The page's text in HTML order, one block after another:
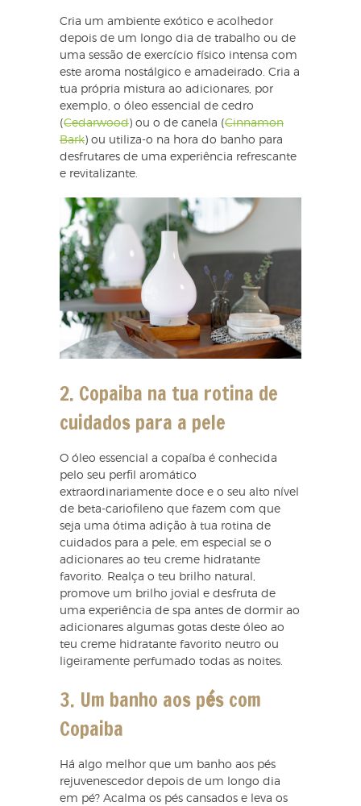
Cria um ambiente exótico e acolhedor
depois de um longo dia de trabalho ou de
uma sessão de exercício físico intensa com
este aroma nostálgico e amadeirado. Cria a
tua própria mistura ao adicionares, por
exemplo, o óleo essencial de cedro
(Cedarwood) ou o de canela (Cinnamon
Bark) ou utiliza-o na hora do banho para
desfrutares de uma experiência refrescante
e revitalizante.
2. Copaiba na tua rotina de
cuidados para a pele
O óleo essencial a copaíba é conhecida
pelo seu perfil aromático
extraordinariamente doce e o seu alto nível
de beta-cariofileno que fazem com que
seja uma ótima adição à tua rotina de
cuidados para a pele, em especial se o
adicionares ao teu creme hidratante
favorito. Realça o teu brilho natural,
promove um brilho jovial e desfruta de
uma experiência de spa antes de dormir ao
adicionares algumas gotas deste óleo ao
teu creme hidratante favorito neutro ou
ligeiramente perfumado todas as noites.
3. Um banho aos pés com
Copaiba
Há algo melhor que um banho aos pés
rejuvenescedor depois de um longo dia
em pé? Acalma os pés cansados e leva os